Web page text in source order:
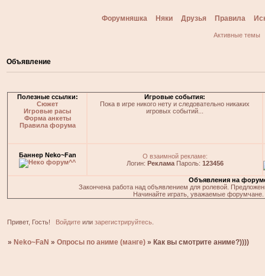
Форумняшка Няки Друзья Правила
Активные темы
Объявление
Полезные ссылки:
Сюжет
Игровые расы
Форма анкеты
Правила форума
Игровые события:
Пока в игре никого нету и следовательно никаких
игровых событий...
Баннер Neko~Fan
О взаимной рекламе:
Логин: РекламаПароль: 123456
Объявления на
Закончена работа над объявлением для ролевой.
Начинайте играть, уважаемые
Привет, Гость! Войдитеили зарегистрируйтесь.
» Neko~FaN »Опросы по аниме (манге) » Как вы смотрите аниме?))))